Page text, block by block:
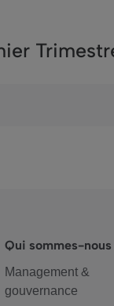
Qui sommes-nous
Management &
gouvernance